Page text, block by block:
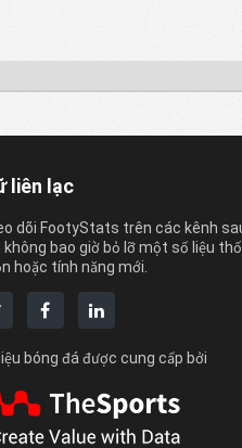
liên lạc
dõi FootyStats trên các kênh
không bao giờ bỏ lỡ một số liệu
hoặc tính năng mới.
bóng đá được cung cấp bởi